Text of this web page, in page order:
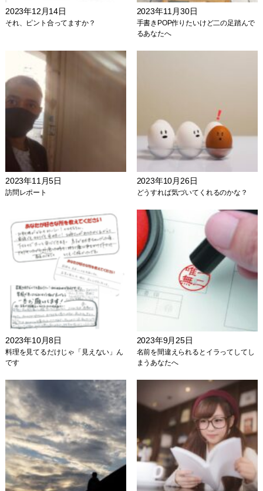
2023年12月14日
それ、ピント合ってますか？
2023年11月30日
手書きPOP作りたいけど二の足踏んで
るあなたへ
2023年11月5日
訪問レポート
2023年10月26日
どうすれば気づいてくれるのかな？
2023年10月8日
料理を見てるだけじゃ「見えない」ん
です
2023年9月25日
名前を間違えられるとイラってしてし
まうあなたへ